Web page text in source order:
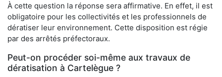
À cette question la réponse sera affirmative. En effet, il est
obligatoire pour les collectivités et les professionnels de
dératiser leur environnement. Cette disposition est régie
par des arrêtés préfectoraux.
Peut-on procéder soi-même aux travaux de
dératisation à Cartelègue ?